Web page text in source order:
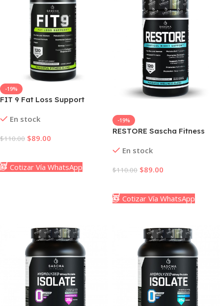
-19%
FIT 9 Fat Loss Support
En stock
$110.00 $89.00
Cotizar Vía WhatsApp
-19%
RESTORE Sascha Fitness
En stock
$110.00 $89.00
Cotizar Vía WhatsApp